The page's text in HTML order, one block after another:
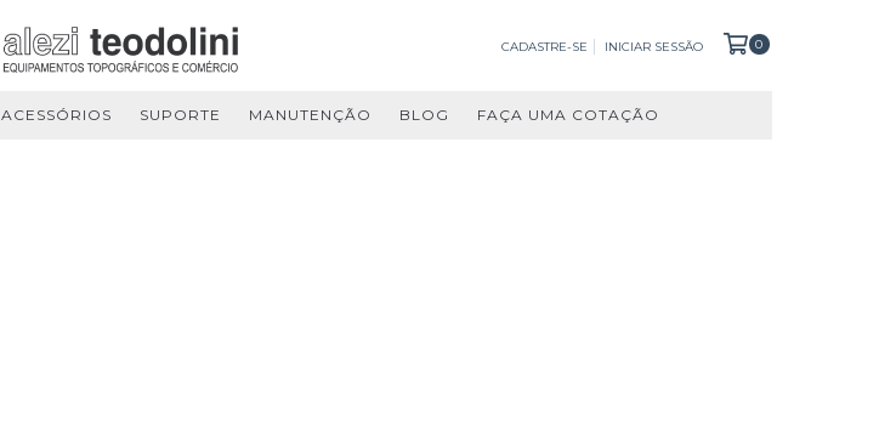
CADASTRE-SE INICIAR SESSÃO 0
ACESSÓRIOS SUPORTE MANUTENÇÃO BLOG FAÇA UMA COTAÇÃO